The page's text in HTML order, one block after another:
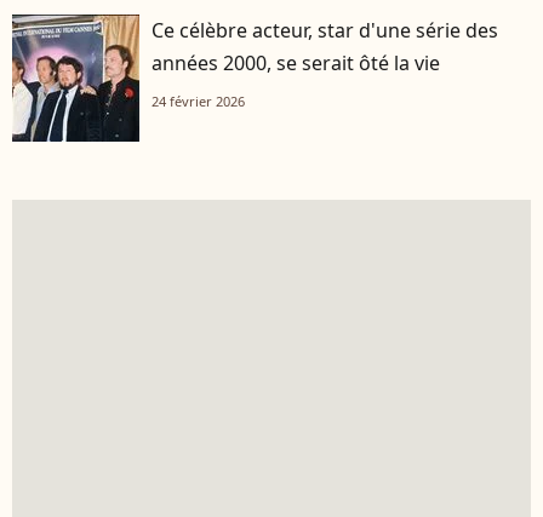
Ce célèbre acteur, star d'une série des
années 2000, se serait ôté la vie
24 février 2026